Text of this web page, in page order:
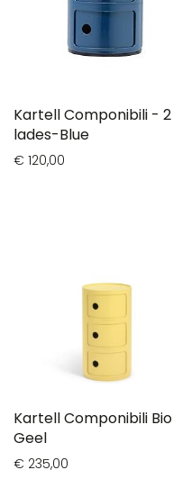
Kartell Componibili - 2
lades-Blue
€ 120,00
Kartell Componibili Bio
Geel
€ 235,00